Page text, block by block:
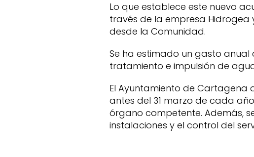
Lo que establece este nuevo
través de la empresa
desde la Comunidad.
Se ha estimado un gasto anual
tratamiento e impulsión de
El Ayuntamiento de
antes del 31 marzo de cada
órgano competente. Además,
instalaciones y el control del